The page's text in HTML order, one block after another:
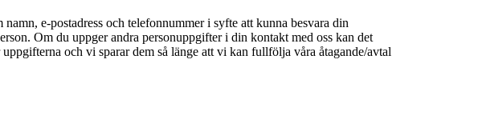
e-postadress och telefonnummer i syfte att kunna besvara din
Om du uppger andra personuppgifter i din kontakt med oss kan det
och vi sparar dem så länge att vi kan fullfölja våra åtagande/avtal